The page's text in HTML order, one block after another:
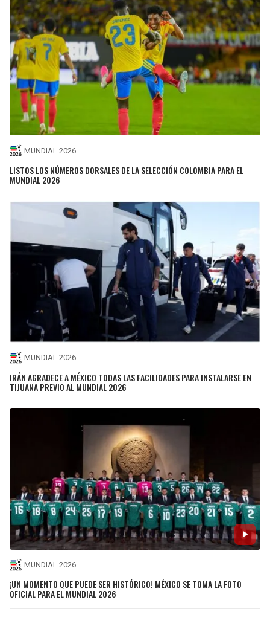
MUNDIAL 2026
LISTOS LOS NÚMEROS DORSALES DE LA SELECCIÓN COLOMBIA PARA EL
MUNDIAL 2026
MUNDIAL 2026
IRÁN AGRADECE A MÉXICO TODAS LAS FACILIDADES PARA INSTALARSE EN
TIJUANA PREVIO AL MUNDIAL 2026
MUNDIAL 2026
¡UN MOMENTO QUE PUEDE SER HISTÓRICO! MÉXICO SE TOMA LA FOTO
OFICIAL PARA EL MUNDIAL 2026